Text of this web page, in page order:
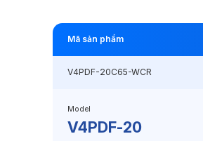
Mã sản phẩm
V4PDF-20C65-WCR
Model
V4PDF-20